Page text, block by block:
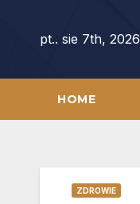
pt.. sie 7th, 2026
HOME
ZDROWIE